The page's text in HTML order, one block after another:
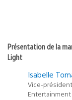
Présentation de la
Light
Isabelle
Vice-
Entertainment